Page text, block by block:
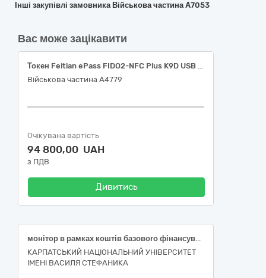
Інші закупівлі замовника Військова частина А7053
Вас може зацікавити
Токен Feitian ePass FIDO2-NFC Plus K9D USB Type A. Для авторизації та безпечної роботи у військовій системі ситуаційної обізнаності Delta
Військова частина A4779
Очікувана вартість
94 800,00 UAH
з ПДВ
Дивитись
монітор в рамках коштів базового фінансування за результатами державної атестації, код ДК 021:2015 (CPV) : 30230000-0 Комп’ютерне обладнання
КАРПАТСЬКИЙ НАЦІОНАЛЬНИЙ УНІВЕРСИТЕТ
ІМЕНІ ВАСИЛЯ СТЕФАНИКА